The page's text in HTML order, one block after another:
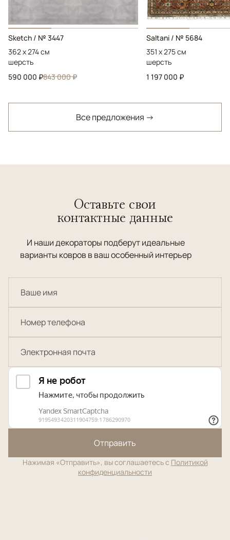
Sketch / № 3447
362 x 274 см
шерсть
590 000 ₽843 000 ₽
Saltani / № 5684
351 x 275 см
шерсть
1 197 000 ₽
Все предложения →
Оставьте свои
контактные данные
И наши декораторы подберут идеальные
варианты ковров в ваш особенный интерьер
Отправить
Нажимая «Отправить», вы соглашаетесь с Политикой
конфиденциальности